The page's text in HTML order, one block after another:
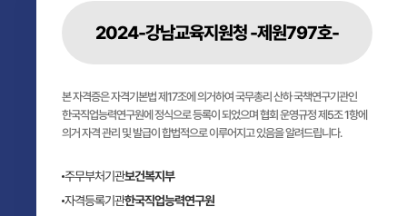
2024-강남교육지원청 -제원797호-
본 자격증은 자격기본법 제17조에 의거하여 국무총리 산하 국책연구기관인
한국직업능력연구원에 정식으로 등록이 되었으며 협회 운영규정 제5조 1항에
의거 자격 관리 및 발급이 합법적으로 이루어지고 있음을 알려드립니다.
주무부처기관보건복지부
자격등록기관한국직업능력연구원